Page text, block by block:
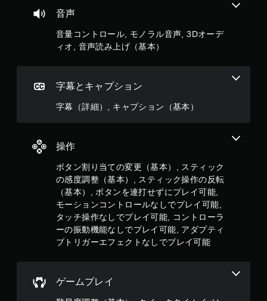
音声
音量コントロール, モノラル音声, 3Dオーデ
ィオ, 音声読み上げ（基本）
字幕とキャプション
字幕（詳細）, キャプション（基本）
操作
ボタン割り当ての変更（基本）, スティック
の感度調整（基本）, スティック操作の反転
（基本）, ボタンを連打せずにプレイ可能,
モーションコントロールなしでプレイ可能,
タッチ操作なしでプレイ可能, コントローラ
ーの振動機能なしでプレイ可能, アダプティ
ブトリガーエフェクトなしでプレイ可能
テ
ブ
ト
ー
フ
ェ
ト
し
で
プ
レ
イ
可
能
ガ
エ
ゲームプレイ